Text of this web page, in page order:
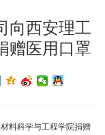
向西安理工
赠医用口罩
料科学与工程学院捐赠